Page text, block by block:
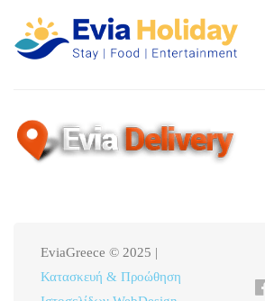
EviaGreece © 2025 |
Κατασκευή & Προώθηση